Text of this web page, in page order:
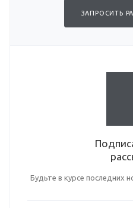
ЗАПРОСИТЬ
Будьте в курсе последних